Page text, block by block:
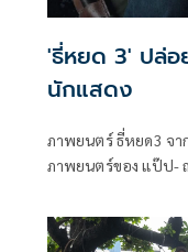
'ธี่หยด 3' ปล่อย
นักแสดง
ภาพยนตร์ ธี่หยด3 จา
ภาพยนตร์ของ แป๊ป-
ครบเซ็ท เมื่อความส
สรุปสุดท้าย!